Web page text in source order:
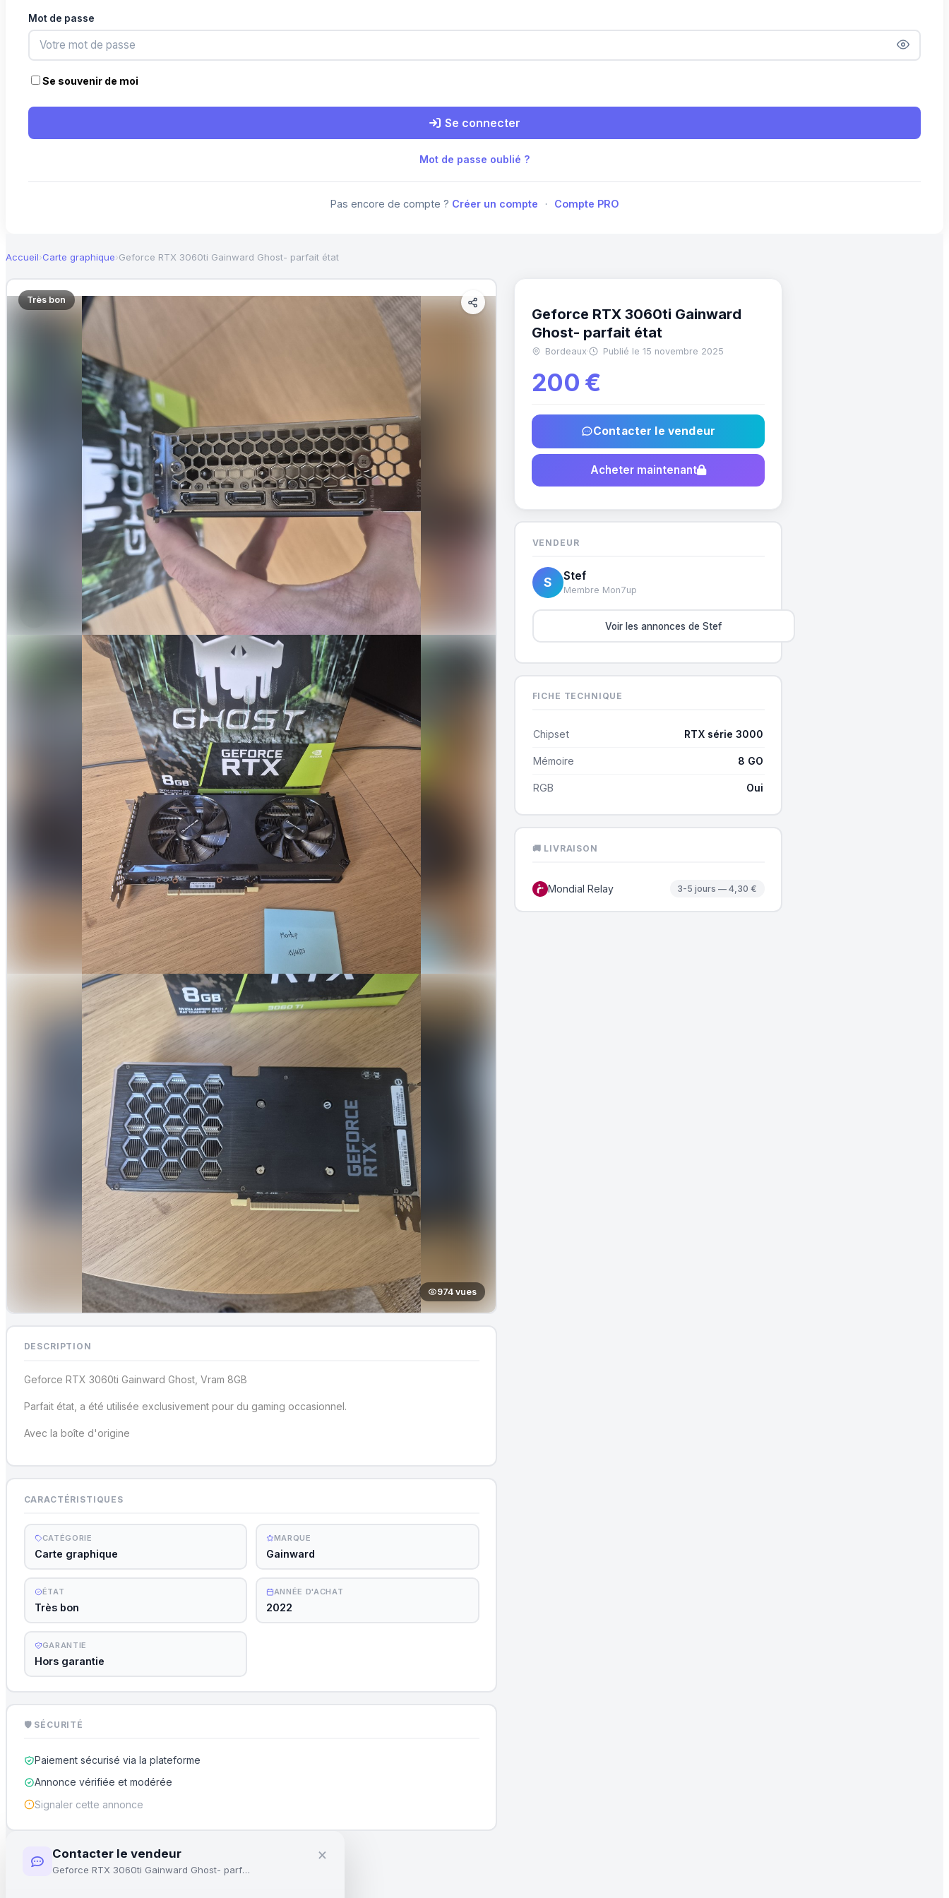
Mot de passe
Se souvenir de moi
Se connecter
Mot de passe oublié ?
Pas encore de compte ? Créer un compte · Compte PRO
Accueil›Carte graphique›Geforce RTX 3060ti Gainward Ghost- parfait état
Très bon
974 vues
DESCRIPTION
Geforce RTX 3060ti Gainward Ghost, Vram 8GB
Parfait état, a été utilisée exclusivement pour du gaming occasionnel.
Avec la boîte d'origine
CARACTÉRISTIQUES
CATÉGORIE
Carte graphique
MARQUE
Gainward
ÉTAT
Très bon
ANNÉE D'ACHAT
2022
GARANTIE
Hors garantie
🛡 SÉCURITÉ
Paiement sécurisé via la plateforme
Annonce vérifiée et modérée
Signaler cette annonce
Geforce RTX 3060ti Gainward
Ghost- parfait état
Bordeaux· Publié le 15 novembre 2025
200 €
Contacter le vendeur
Acheter maintenant
VENDEUR
S Stef
Membre Mon7up
Voir les annonces de Stef
FICHE TECHNIQUE
Chipset RTX série 3000
Mémoire 8 GO
RGB Oui
🚚 LIVRAISON
Mondial Relay 3-5 jours — 4,30 €
Contacter le vendeur
Geforce RTX 3060ti Gainward Ghost- parfait état
×